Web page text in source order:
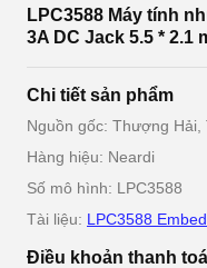
LPC3588 Máy tính
3A DC Jack 5.5 * 2.1
Chi tiết sản phẩm
Nguồn gốc: Thượng Hải,
Hàng hiệu: Neardi
Số mô hình: LPC3588
Tài liệu: LPC3588
Điều khoản thanh